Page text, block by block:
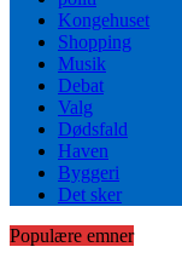
Kongehuset
Shopping
Musik
Debat
Valg
Dødsfald
Haven
Byggeri
Det sker
Populære emner